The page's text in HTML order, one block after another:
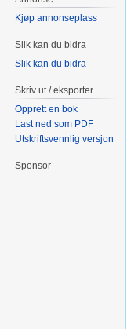
Kjøp annonseplass
Slik kan du bidra
Slik kan du bidra
Skriv ut / eksporter
Opprett en bok
Last ned som PDF
Utskriftsvennlig versjon
Sponsor